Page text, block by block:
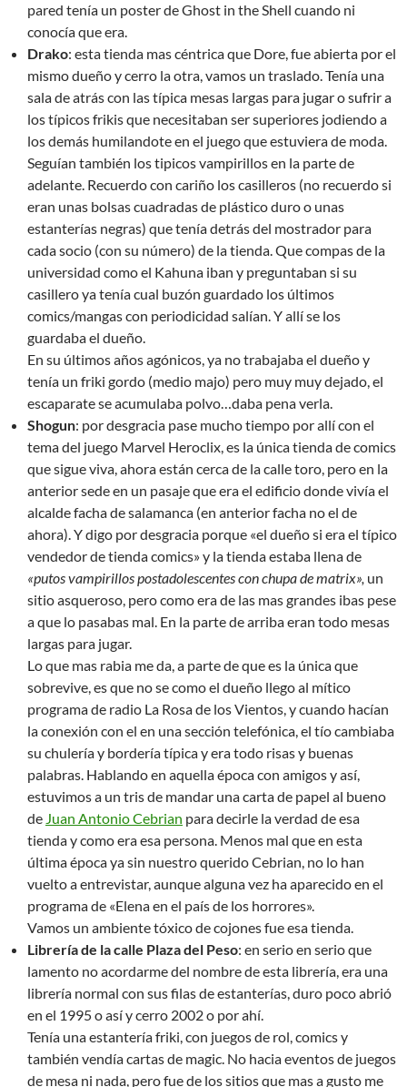
pared tenía un poster de Ghost in the Shell cuando ni
conocía que era.
Drako: esta tienda mas céntrica que Dore, fue abierta por el
mismo dueño y cerro la otra, vamos un traslado. Tenía una
sala de atrás con las típica mesas largas para jugar o sufrir a
los típicos frikis que necesitaban ser superiores jodiendo a
los demás humilandote en el juego que estuviera de moda.
Seguían también los tipicos vampirillos en la parte de
adelante. Recuerdo con cariño los casilleros (no recuerdo si
eran unas bolsas cuadradas de plástico duro o unas
estanterías negras) que tenía detrás del mostrador para
cada socio (con su número) de la tienda. Que compas de la
universidad como el Kahuna iban y preguntaban si su
casillero ya tenía cual buzón guardado los últimos
comics/mangas con periodicidad salían. Y allí se los
guardaba el dueño.
En su últimos años agónicos, ya no trabajaba el dueño y
tenía un friki gordo (medio majo) pero muy muy dejado, el
escaparate se acumulaba polvo…daba pena verla.
Shogun: por desgracia pase mucho tiempo por allí con el
tema del juego Marvel Heroclix, es la única tienda de comics
que sigue viva, ahora están cerca de la calle toro, pero en la
anterior sede en un pasaje que era el edificio donde vivía el
alcalde facha de salamanca (en anterior facha no el de
ahora). Y digo por desgracia porque «el dueño si era el típico
vendedor de tienda comics» y la tienda estaba llena de
«putos vampirillos postadolescentes con chupa de matrix», un
sitio asqueroso, pero como era de las mas grandes ibas pese
a que lo pasabas mal. En la parte de arriba eran todo mesas
largas para jugar.
Lo que mas rabia me da, a parte de que es la única que
sobrevive, es que no se como el dueño llego al mítico
programa de radio La Rosa de los Vientos, y cuando hacían
la conexión con el en una sección telefónica, el tío cambiaba
su chulería y bordería típica y era todo risas y buenas
palabras. Hablando en aquella época con amigos y así,
estuvimos a un tris de mandar una carta de papel al bueno
de Juan Antonio Cebrian para decirle la verdad de esa
tienda y como era esa persona. Menos mal que en esta
última época ya sin nuestro querido Cebrian, no lo han
vuelto a entrevistar, aunque alguna vez ha aparecido en el
programa de «Elena en el país de los horrores».
Vamos un ambiente tóxico de cojones fue esa tienda.
Librería de la calle Plaza del Peso: en serio en serio que
lamento no acordarme del nombre de esta librería, era una
librería normal con sus filas de estanterías, duro poco abrió
en el 1995 o así y cerro 2002 o por ahí.
Tenía una estantería friki, con juegos de rol, comics y
también vendía cartas de magic. No hacia eventos de juegos
de mesa ni nada, pero fue de los sitios que mas a gusto me